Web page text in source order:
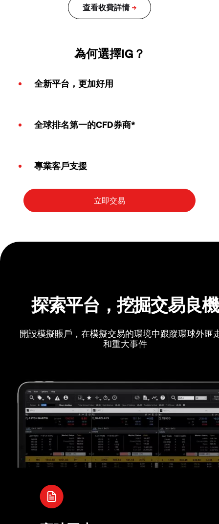
為何選擇IG？
全新平台，更加好用
全球排名第一的CFD券商*
專業客戶支援
探索平台，挖掘交易良機
開設模擬賬戶，在模擬交易的環境中跟蹤環球外匯
和重大事件